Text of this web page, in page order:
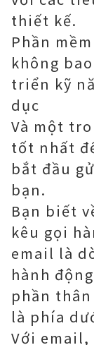
thiết kế.
Phần
không
triển kỹ
dục
Và một
tốt nhất
bắt đầu
bạn.
Bạn biết
kêu gọi
email là
hành
phần
là phía
Với email,